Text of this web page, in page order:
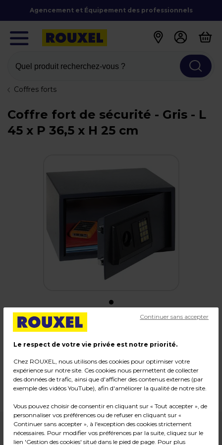
Agencement et Équipement des professionnels
Quel produit recherchez-vous ?
Coffres forts
Coffre fort de sécurité - Gris - L
45 x P 36,5 x H 25 cm
Coffre fort de sécurité
Couleur : Gris
Dimensions : L 45 x P 36,5 x H 25 cm
Poids : 13,00 kg
109,99€ HT
Le respect de votre vie privée est notre priorité.
Chez ROUXEL, nous utilisons des cookies pour optimiser votre
expérience sur notre site. Ces cookies nous permettent de collecter
des données de trafic, ainsi que d'afficher des contenus externes (par
exemple des vidéos YouTube), afin d'améliorer la qualité de notre site.
Vous pouvez choisir de consentir en cliquant sur « Tout accepter », de
personnaliser vos préférences ou de refuser en cliquant sur «
Continuer sans accepter », à l'exception des cookies strictement
nécessaires. Pour modifier vos préférences par la suite, cliquez sur le
lien 'Gestion des cookies' situé dans le pied de page. Pour plus
Continuer sans accepter